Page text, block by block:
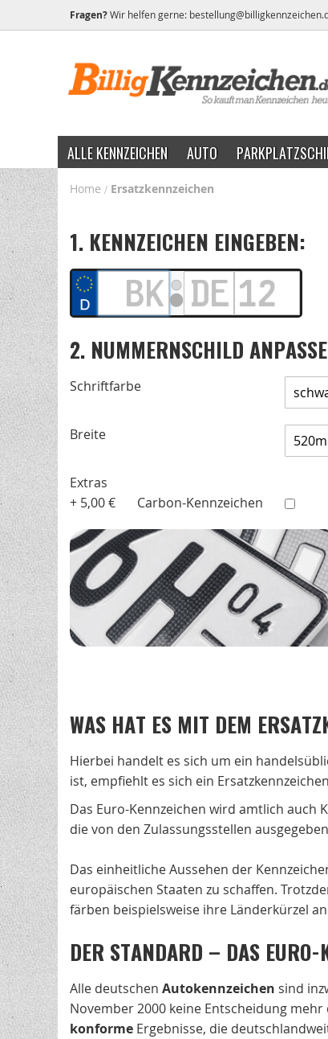
Fragen?Wir helfen gerne:
ALLE KENNZEICHEN AUTO
Home Ersatzkennzeichen
1. KENNZEICHEN EINGEBEN:
2. NUMMERNSCHILD
Schriftfarbe
Breite
Extras
+ 5,00 € Carbon-Kennzeichen
WAS HAT ES MIT DEM
Hierbei handelt es sich um ein
ist, empfiehlt es sich ein
Das Euro-Kennzeichen wird amtlich auch
die von den Zulassungsstellen
Das einheitliche Aussehen der
europäischen Staaten zu schaffen.
färben beispielsweise ihre Länderkürzel
DER STANDARD – DAS
Alle deutschen Autokennzeichen sind
November 2000 keine Entscheidung
konforme Ergebnisse, die